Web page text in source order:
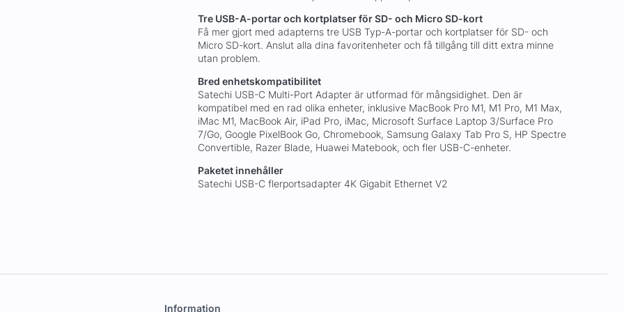
Tre USB-A-portar och kortplatser för SD- och Micro SD-kort
Få mer gjort med adapterns tre USB Typ-A-portar och kortplatser för SD- och
Micro SD-kort. Anslut alla dina favoritenheter och få tillgång till ditt extra minne
utan problem.
Bred enhetskompatibilitet
Satechi USB-C Multi-Port Adapter är utformad för mångsidighet. Den är
kompatibel med en rad olika enheter, inklusive MacBook Pro M1, M1 Pro, M1 Max,
iMac M1, MacBook Air, iPad Pro, iMac, Microsoft Surface Laptop 3/Surface Pro
7/Go, Google PixelBook Go, Chromebook, Samsung Galaxy Tab Pro S, HP Spectre
Convertible, Razer Blade, Huawei Matebook, och fler USB-C-enheter.
Paketet innehåller
Satechi USB-C flerportsadapter 4K Gigabit Ethernet V2
Information